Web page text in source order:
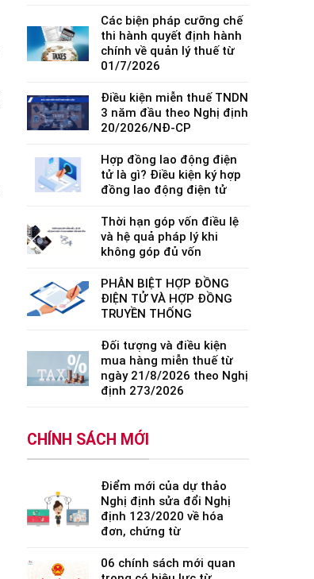
Các biện pháp cưỡng chế
thi hành quyết định hành
chính về quản lý thuế từ
01/7/2026
Điều kiện miễn thuế TNDN
3 năm đầu theo Nghị định
20/2026/NĐ-CP
Hợp đồng lao động điện
tử là gì? Điều kiện ký hợp
đồng lao động điện tử
Thời hạn góp vốn điều lệ
và hệ quả pháp lý khi
không góp đủ vốn
PHÂN BIỆT HỢP ĐỒNG
ĐIỆN TỬ VÀ HỢP ĐỒNG
TRUYỀN THỐNG
Đối tượng và điều kiện
mua hàng miễn thuế từ
ngày 21/8/2026 theo Nghị
định 273/2026
CHÍNH SÁCH MỚI
Điểm mới của dự thảo
Nghị định sửa đổi Nghị
định 123/2020 về hóa
đơn, chứng từ
06 chính sách mới quan